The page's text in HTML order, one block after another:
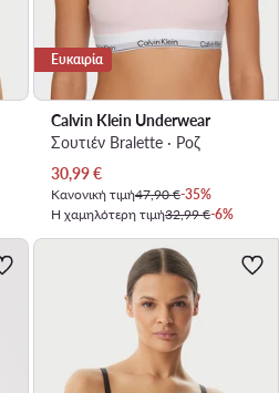
Ευκαιρία
Calvin Klein Underwear
Σουτιέν Bralette · Ροζ
Τρέχουσα τιμή
30,99€
Κανονική τιμή47,90 €-35%
Η χαμηλότερη τιμή32,99 €-6%